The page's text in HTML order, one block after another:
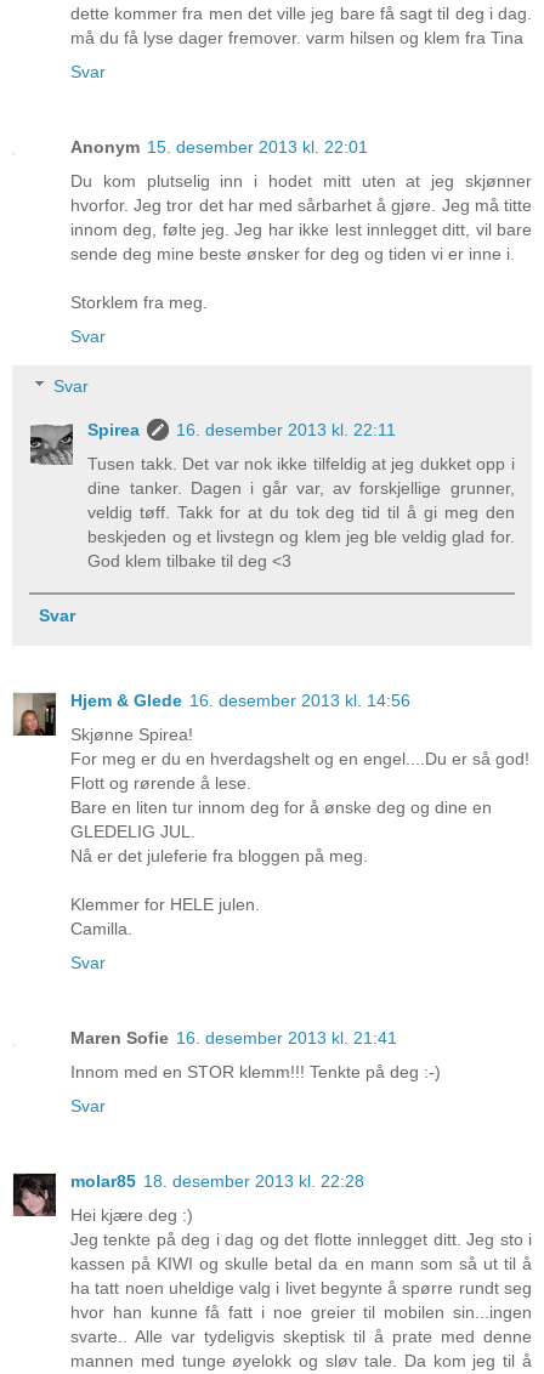
dette kommer fra men det ville jeg bare få sagt til deg i dag.
må du få lyse dager fremover. varm hilsen og klem fra Tina
Svar
Anonym 15. desember 2013 kl. 22:01
Du kom plutselig inn i hodet mitt uten at jeg skjønner
hvorfor. Jeg tror det har med sårbarhet å gjøre. Jeg må titte
innom deg, følte jeg. Jeg har ikke lest innlegget ditt, vil bare
sende deg mine beste ønsker for deg og tiden vi er inne i.
Storklem fra meg.
Svar
Svar
Spirea
16. desember 2013 kl. 22:11
Tusen takk. Det var nok ikke tilfeldig at jeg dukket opp i
dine tanker. Dagen i går var, av forskjellige grunner,
veldig tøff. Takk for at du tok deg tid til å gi meg den
beskjeden og et livstegn og klem jeg ble veldig glad for.
God klem tilbake til deg <3
Svar
Hjem & Glede 16. desember 2013 kl. 14:56
Skjønne Spirea!
For meg er du en hverdagshelt og en engel....Du er så god!
Flott og rørende å lese.
Bare en liten tur innom deg for å ønske deg og dine en
GLEDELIG JUL.
Nå er det juleferie fra bloggen på meg.
Klemmer for HELE julen.
Camilla.
Svar
Maren Sofie 16. desember 2013 kl. 21:41
Innom med en STOR klemm!!! Tenkte på deg :-)
Svar
molar85 18. desember 2013 kl. 22:28
Hei kjære deg :)
Jeg tenkte på deg i dag og det flotte innlegget ditt. Jeg sto i
kassen på KIWI og skulle betal da en mann som så ut til å
ha tatt noen uheldige valg i livet begynte å spørre rundt seg
hvor han kunne få fatt i noe greier til mobilen sin...ingen
svarte.. Alle var tydeligvis skeptisk til å prate med denne
mannen med tunge øyelokk og sløv tale. Da kom jeg til å